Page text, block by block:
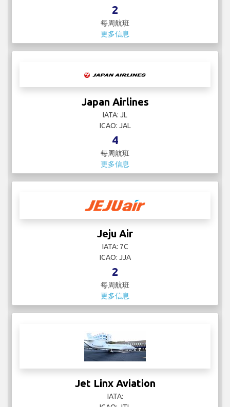
2
每周航班
更多信息
Japan Airlines
IATA: JL
ICAO: JAL
4
每周航班
更多信息
Jeju Air
IATA: 7C
ICAO: JJA
2
每周航班
更多信息
Jet Linx Aviation
IATA: